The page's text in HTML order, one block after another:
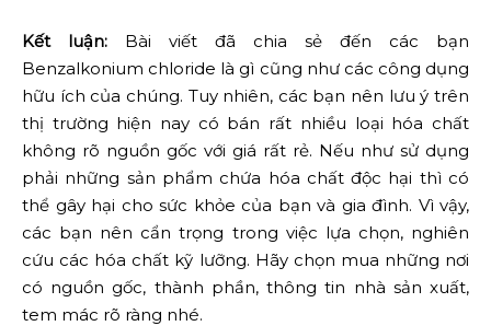
Kết luận: Bài viết đã chia sẻ đến các bạn
Benzalkonium chloride là gì cũng như các công dụng
hữu ích của chúng. Tuy nhiên, các bạn nên lưu ý trên
thị trường hiện nay có bán rất nhiều loại hóa chất
không rõ nguồn gốc với giá rất rẻ. Nếu như sử dụng
phải những sản phẩm chứa hóa chất độc hại thì có
thể gây hại cho sức khỏe của bạn và gia đình. Vì vậy,
các bạn nên cẩn trọng trong việc lựa chọn, nghiên
cứu các hóa chất kỹ lưỡng. Hãy chọn mua những nơi
có nguồn gốc, thành phần, thông tin nhà sản xuất,
tem mác rõ ràng nhé.